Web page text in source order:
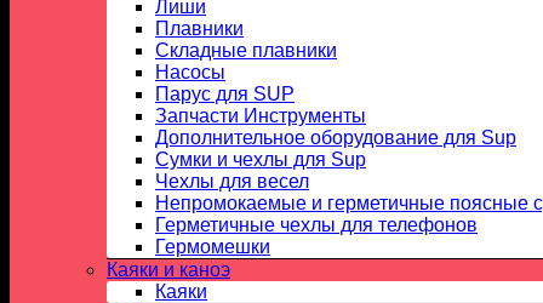
Лиши
Плавники
Складные плавники
Насосы
Парус для SUP
Запчасти Инструменты
Дополнительное оборудование для Sup
Сумки и чехлы для Sup
Чехлы для весел
Непромокаемые и герметичные поясные
Герметичные чехлы для телефонов
Гермомешки
Каяки и каноэ
Каяки